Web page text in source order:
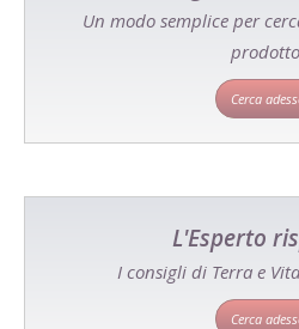
Un modo semplice per
Cerca
L'Esperto
I consigli di Terra e
Cerca